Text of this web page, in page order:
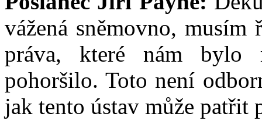
vážená sněmovno,
práva, které nám bylo
pohoršilo. Toto není
jak tento ústav může patřit